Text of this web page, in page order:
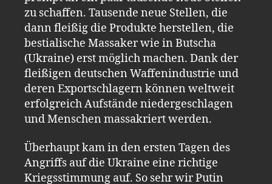
zu schaffen. Tausende neue Stellen, die
dann fleißig die Produkte herstellen, die
bestialische Massaker wie in Butscha
(Ukraine) erst möglich machen. Dank der
fleißigen deutschen Waffenindustrie und
deren Exportschlagern können weltweit
erfolgreich Aufstände niedergeschlagen
und Menschen massakriert werden.
Überhaupt kam in den ersten Tagen des
Angriffs auf die Ukraine eine richtige
Kriegsstimmung auf. So sehr wir Putin